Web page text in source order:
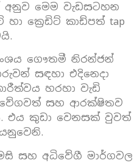
අනුව මෙම වැඩසටහන
ක්‍රෙඩිට් කාඩ්පත් tap
ගෞතමී නිරන්ජන්
සඳහා එදිනෙදා
හරහා වැඩි
වේගවත් සහ ආරක්ෂිතව
එය කුඩා වෙනසක් වුවත්
සහ අධිවේගී මාර්ගවල